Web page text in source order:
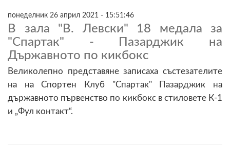
понеделник 26 април 2021 - 15:51:46
В зала "В. Левски" 18 медала за
"Спартак" - Пазарджик на
Държавното по кикбокс
Великолепно представяне записаха състезателите
на на Спортен Клуб "Спартак" Пазарджик на
държавното първенство по кикбокс в стиловете К-1
и „Фул контакт“.